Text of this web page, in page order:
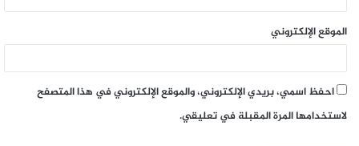
الموقع الإلكتروني
احفظ اسمي، بريدي الإلكتروني، والموقع الإلكتروني في هذا المتصفح
لاستخدامها المرة المقبلة في تعليقي.